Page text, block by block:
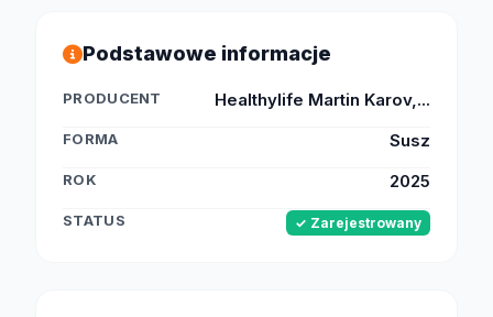
Podstawowe informacje
PRODUCENT Healthylife Martin Karov,...
FORMA Susz
ROK 2025
STATUS ✓ Zarejestrowany